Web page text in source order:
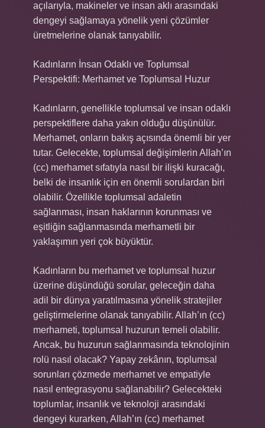
açılarıyla, makineler ve insan aklı arasındaki
dengeyi sağlamaya yönelik yeni çözümler
üretmelerine olanak tanıyabilir.
Kadınların İnsan Odaklı ve Toplumsal
Perspektifi: Merhamet ve Toplumsal Huzur
Kadınların, genellikle toplumsal ve insan odaklı
perspektiflere daha yakın olduğu düşünülür.
Merhamet, onların bakış açısında önemli bir yer
tutar. Gelecekte, toplumsal değişimlerin Allah’ın
(cc) merhamet sıfatıyla nasıl bir ilişki kuracağı,
belki de insanlık için en önemli sorulardan biri
olabilir. Özellikle toplumsal adaletin
sağlanması, insan haklarının korunması ve
eşitliğin sağlanmasında merhametli bir
yaklaşımın yeri çok büyüktür.
Kadınların bu merhamet ve toplumsal huzur
üzerine düşündüğü sorular, geleceğin daha
adil bir dünya yaratılmasına yönelik stratejiler
geliştirmelerine olanak tanıyabilir. Allah’ın (cc)
merhameti, toplumsal huzurun temeli olabilir.
Ancak, bu huzurun sağlanmasında teknolojinin
rolü nasıl olacak? Yapay zekânın, toplumsal
sorunları çözmede merhamet ve empatiyle
nasıl entegrasyonu sağlanabilir? Gelecekteki
toplumlar, insanlık ve teknoloji arasındaki
dengeyi kurarken, Allah’ın (cc) merhamet